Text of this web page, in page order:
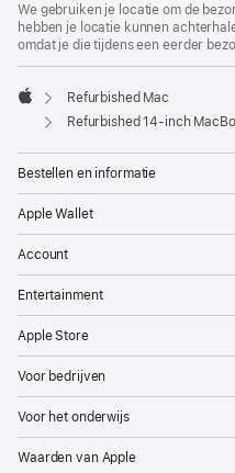
We gebruiken je locatie om de
hebben je locatie kunnen
omdat je die tijdens een eerder
Apple
Refurbished Mac
Refurbished 14‑inch MacBook Pro
Bestellen en informatie
Apple Wallet
Account
Entertainment
Apple Store
Voor bedrijven
Voor het onderwijs
Waarden van Apple